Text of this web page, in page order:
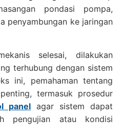
pondasi pompa,
penyambungan ke jaringan
selesai, dilakukan
terhubung dengan sistem
ini, pemahaman tentang
termasuk prosedur
panel agar sistem dapat
pengujian atau kondisi